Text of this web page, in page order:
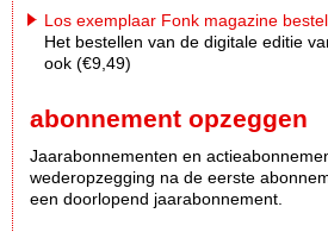
Los exemplaar Fonk magazine
Het bestellen van de digitale editie
ook (€9,49)
abonnement opzeggen
Jaarabonnementen en
wederopzegging na de eerste
een doorlopend jaarabonnement.